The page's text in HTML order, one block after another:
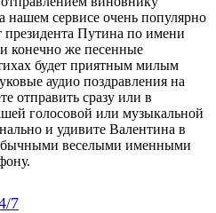
нашем сервисе очень популярно
Путина по имени
конечно же песенные
будет приятным милым
аудио поздравления на
отправить сразу или в
голосовой или музыкальной
и удивите Валентина в
веселыми именными
7